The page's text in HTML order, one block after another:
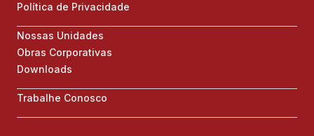
Política de Privacidade
Nossas Unidades
Obras Corporativas
Downloads
Trabalhe Conosco